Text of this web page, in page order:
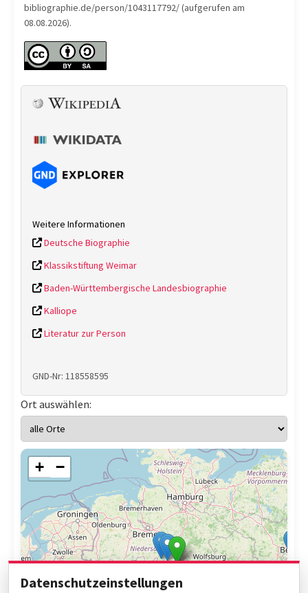
bibliographie.de/person/1043117792/ (aufgerufen am
08.08.2026).
Weitere Informationen
Deutsche Biographie
Klassikstiftung Weimar
Baden-Württembergische Landesbiographie
Kalliope
Literatur zur Person
GND-Nr: 118558595
Ort auswählen:
+ −
Datenschutzeinstellungen